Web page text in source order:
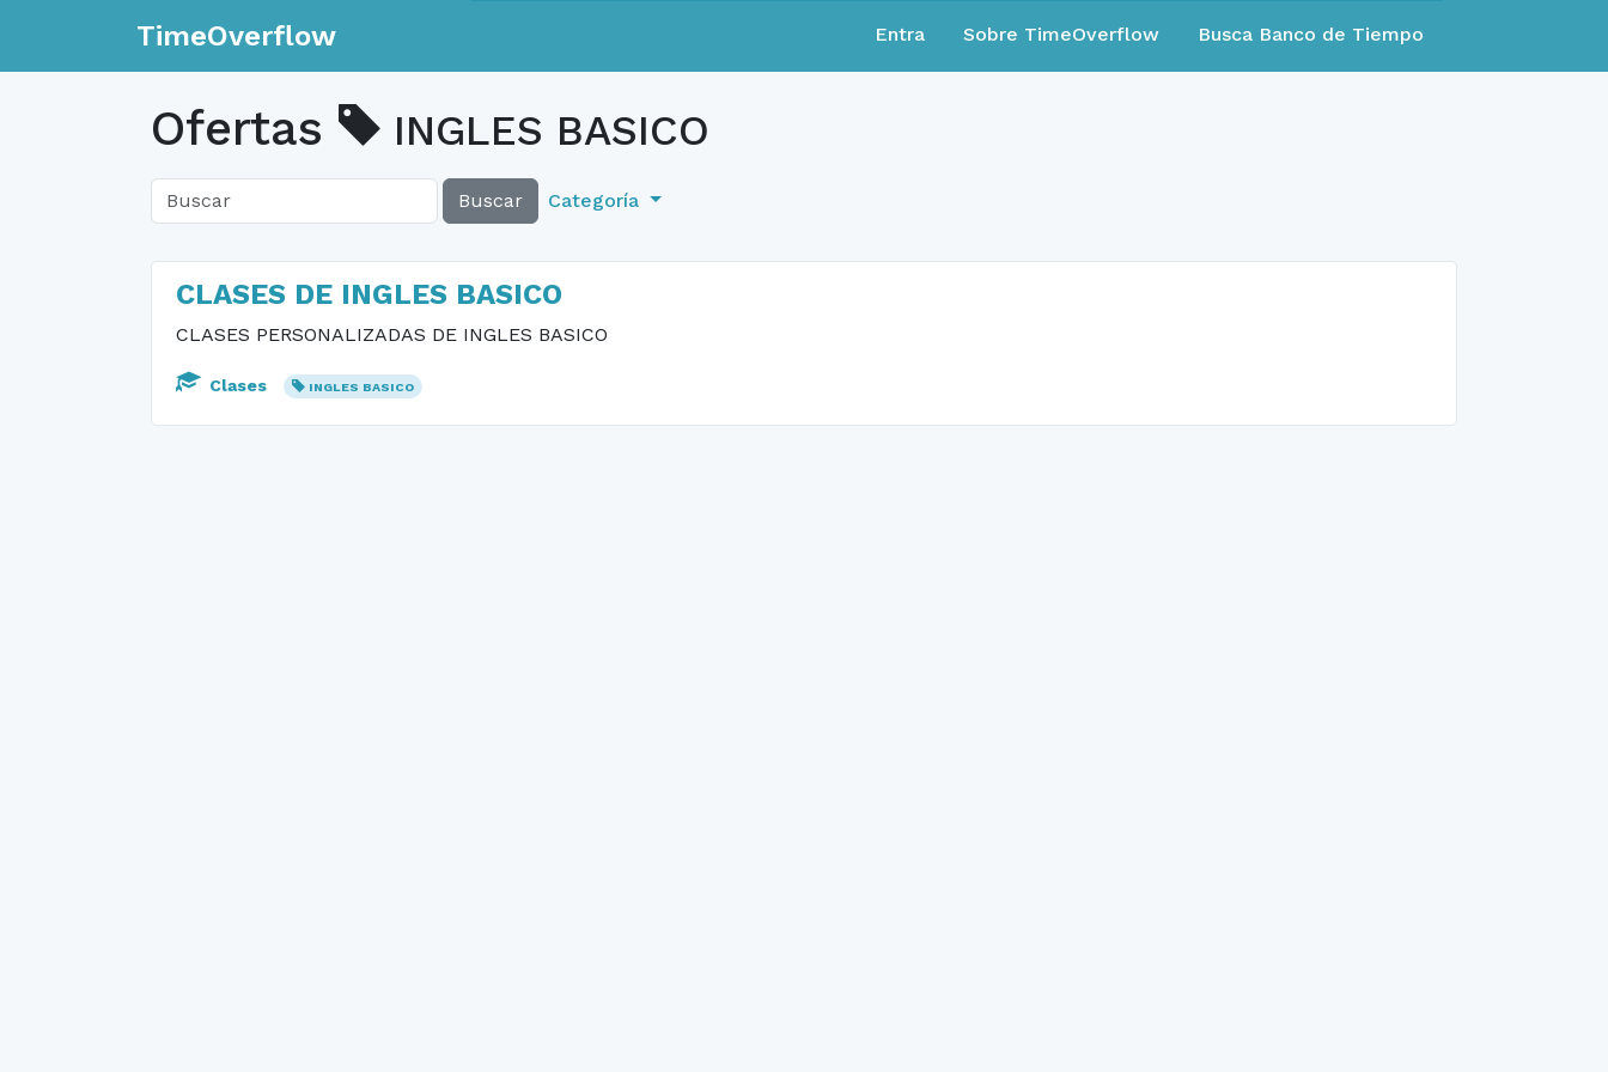
TimeOverflow Entra Sobre TimeOverflow Busca Banco de Tiempo
Ofertas INGLES BASICO
Buscar Categoría
CLASES DE INGLES BASICO
CLASES PERSONALIZADAS DE INGLES BASICO
Clases INGLES BASICO